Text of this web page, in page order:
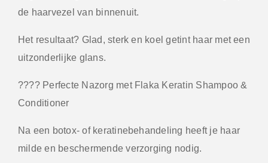
de haarvezel van binnenuit.
Het resultaat? Glad, sterk en koel getint haar met een
uitzonderlijke glans.
???? Perfecte Nazorg met Flaka Keratin Shampoo &
Conditioner
Na een botox- of keratinebehandeling heeft je haar
milde en beschermende verzorging nodig.